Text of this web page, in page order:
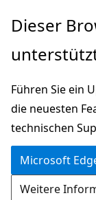
Zu
wechseln
Zur
springen
Dieser
Führen Sie ein
die neuesten
technischen
Microsoft
Weitere